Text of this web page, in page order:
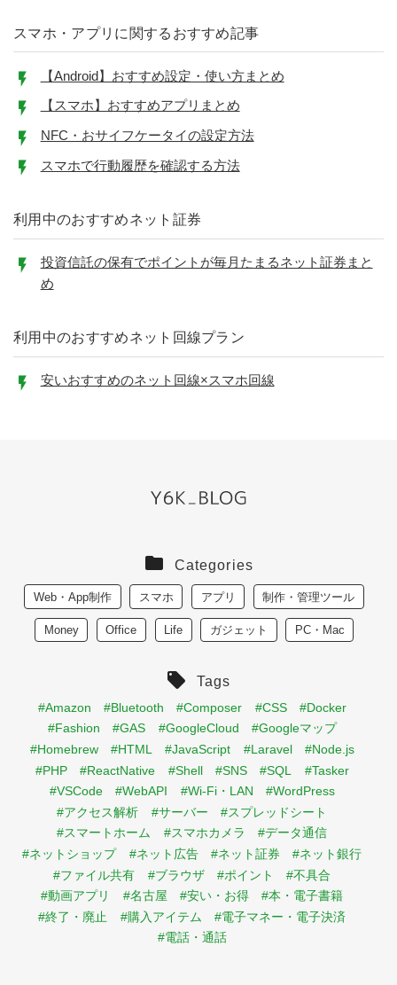
スマホ・アプリに関するおすすめ記事
【Android】おすすめ設定・使い方まとめ
【スマホ】おすすめアプリまとめ
NFC・おサイフケータイの設定方法
スマホで行動履歴を確認する方法
利用中のおすすめネット証券
投資信託の保有でポイントが毎月たまるネット証券まと
め
利用中のおすすめネット回線プラン
安いおすすめのネット回線×スマホ回線
Categories
Web・App制作 スマホ アプリ 制作・管理ツール
Money Office Life ガジェット PC・Mac
Tags
#Amazon #Bluetooth #Composer #CSS
#Docker
#Fashion
#GAS #GoogleCloud
#Googleマップ
#Homebrew
#HTML #JavaScript #Laravel
#Node.js
#PHP
#ReactNative #Shell #SNS #SQL
#Tasker
#VSCode
#WebAPI #Wi-Fi・LAN
#WordPress
#アクセス解析
#サーバー
#スプレッドシート
#スマートホーム
#スマホカメラ
#データ通信
#ネットショップ
#ネット広告 #ネット証券
#ネット銀行
#ファイル共有
#ブラウザ #ポイント
#不具合
#動画アプリ
#名古屋 #安い・お得
#本・電子書籍
#終了・廃止
#購入アイテム
#電子マネー・電子決済
#電話・通話